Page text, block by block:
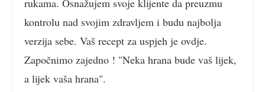
kontrolu nad svojim zdravljem i budu najbolja
verzija sebe. Vaš recept za uspjeh je ovdje.
Započnimo zajedno ! "Neka hrana bude vaš lijek,
a lijek vaša hrana".